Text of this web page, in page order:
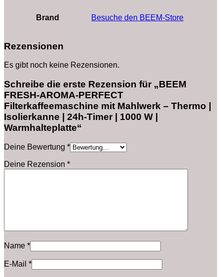
Brand Besuche den BEEM-Store
Rezensionen
Es gibt noch keine Rezensionen.
Schreibe die erste Rezension für „BEEM
FRESH-AROMA-PERFECT
Filterkaffeemaschine mit Mahlwerk – Thermo |
Isolierkanne | 24h-Timer | 1000 W |
Warmhalteplatte“
Deine Bewertung *
Deine Rezension *
Name *
E-Mail *